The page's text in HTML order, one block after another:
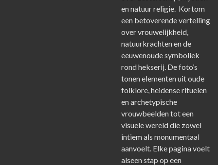
en natuur religie. Kortom
een betoverende vertelling
over vrouwelijkheid,
natuurkrachten en de
eeuwenoude symboliek
rond hekserij. De foto’s
tonen elementen uit oude
folklore, heidense rituelen
en archetypische
vrouwbeelden tot een
visuele wereld die zowel
intiem als monumentaal
aanvoelt. Elke pagina voelt
alseen stap op een